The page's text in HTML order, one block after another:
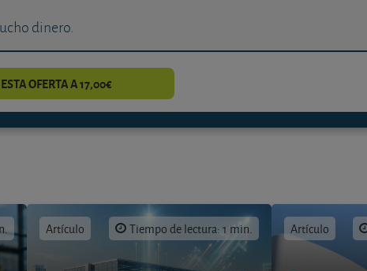
dinero.
OFERTA A 17,00€
Artículo Tiempo de lectura: 1 min. Artículo